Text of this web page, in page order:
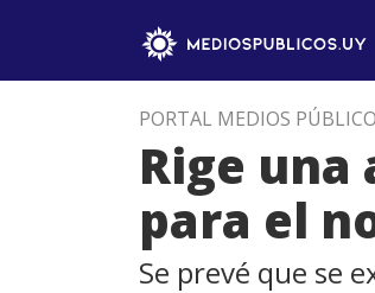
PORTAL MEDIOS
Rige
para el
Se prevé que se